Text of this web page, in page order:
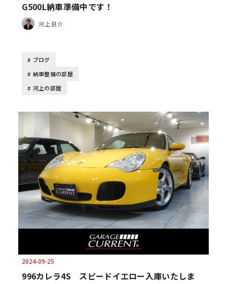
G500L納車準備中です！
河上 良介
ブログ
納車整備の部屋
河上の部屋
2024-09-25
996カレラ4S スピードイエロー入庫いたしま